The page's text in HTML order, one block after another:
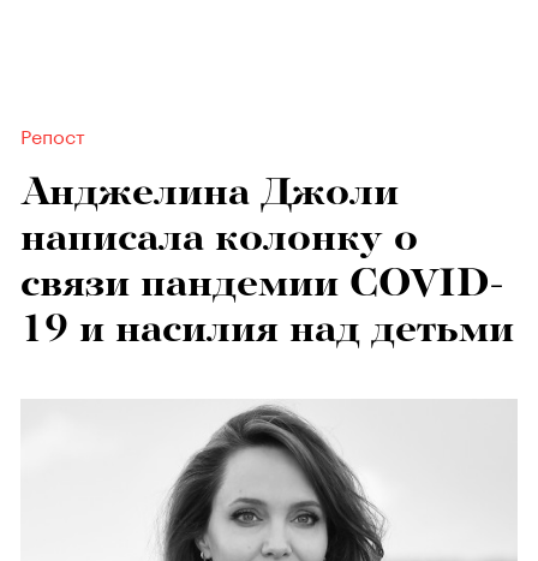
Репост
Анджелина Джоли
написала колонку о
связи пандемии COVID-
19 и насилия над детьми